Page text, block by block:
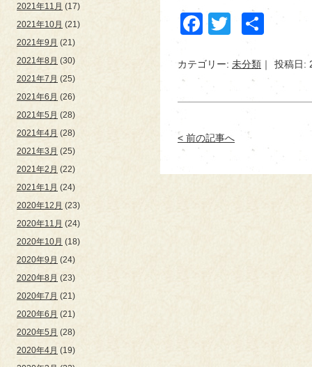
2021年11月 (17)
2021年10月 (21)
2021年9月 (21)
2021年8月 (30)
2021年7月 (25)
2021年6月 (26)
2021年5月 (28)
2021年4月 (28)
2021年3月 (25)
2021年2月 (22)
2021年1月 (24)
2020年12月 (23)
2020年11月 (24)
2020年10月 (18)
2020年9月 (24)
2020年8月 (23)
2020年7月 (21)
2020年6月 (21)
2020年5月 (28)
2020年4月 (19)
Facebook
Twitter
カテゴリー: 未分類 投稿日:
< 前の記事へ